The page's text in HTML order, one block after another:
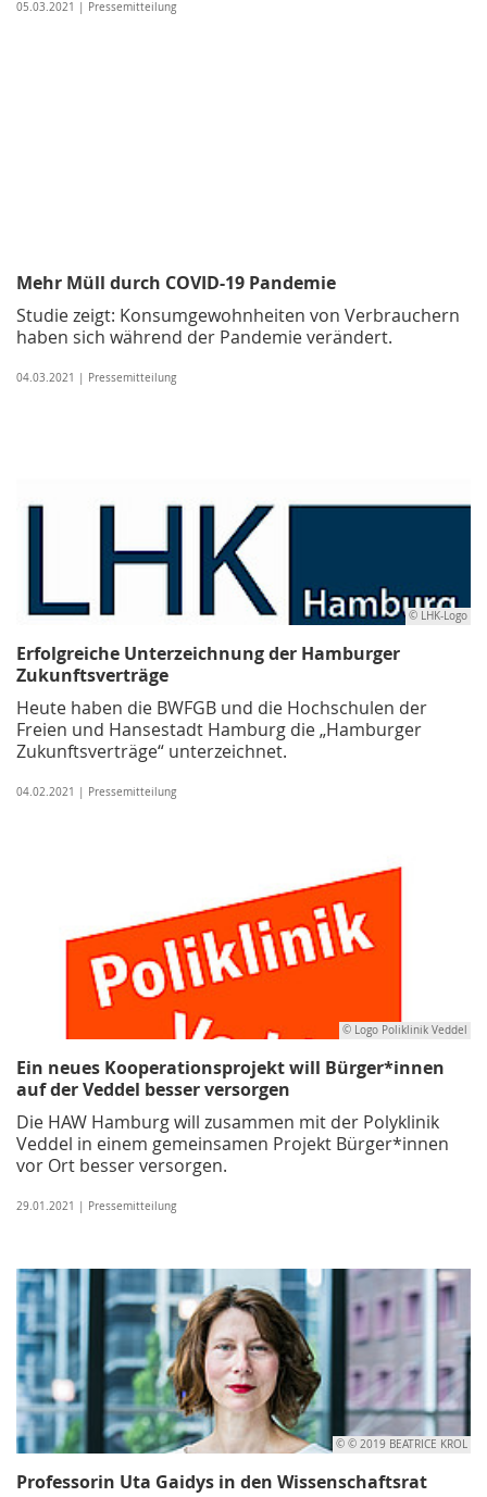
05.03.2021 | Pressemitteilung
Mehr Müll durch COVID-19 Pandemie
Studie zeigt: Konsumgewohnheiten von Verbrauchern
haben sich während der Pandemie verändert.
04.03.2021 | Pressemitteilung
© LHK-Logo
Erfolgreiche Unterzeichnung der Hamburger
Zukunftsverträge
Heute haben die BWFGB und die Hochschulen der
Freien und Hansestadt Hamburg die „Hamburger
Zukunftsverträge“ unterzeichnet.
04.02.2021 | Pressemitteilung
© Logo Poliklinik Veddel
Ein neues Kooperationsprojekt will Bürger*innen
auf der Veddel besser versorgen
Die HAW Hamburg will zusammen mit der Polyklinik
Veddel in einem gemeinsamen Projekt Bürger*innen
vor Ort besser versorgen.
29.01.2021 | Pressemitteilung
© © 2019 BEATRICE KROL
Professorin Uta Gaidys in den Wissenschaftsrat